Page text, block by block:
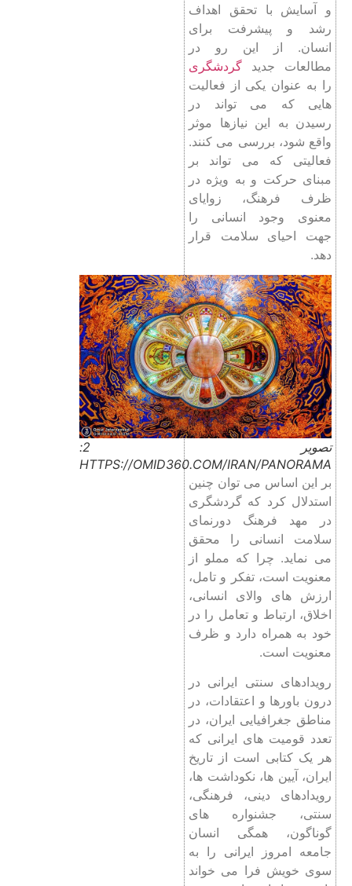
و آسایش با تحقق اهداف
رشد و پیشرفت برای
انسان. از این رو در
مطالعات جدید گردشگری
را به عنوان یکی از فعالیت
هایی که می تواند در
رسیدن به این نیازها موثر
واقع شود، بررسی می کنند.
فعالیتی که می تواند بر
مبنای حرکت و به ویژه در
ظرف فرهنگ، زوایای
معنوی وجود انسانی را
جهت احیای سلامت قرار
دهد.
تصویر 2:
HTTPS://OMID360.COM/IRAN/PANORAMA
بر این اساس می توان چنین
استدلال کرد که گردشگری
در مهد فرهنگ دورنمای
سلامت انسانی را محقق
می نماید. چرا که مملو از
معنویت است، تفکر و تامل،
ارزش های والای انسانی،
اخلاق، ارتباط و تعامل را در
خود به همراه دارد و ظرف
معنویت است.
رویدادهای سنتی ایرانی در
درون باورها و اعتقادات، در
مناطق جغرافیایی ایران، در
تعدد قومیت های ایرانی که
هر یک کتابی است از تاریخ
ایران، آیین ها، نکوداشت ها،
رویدادهای دینی، فرهنگی،
سنتی، جشنواره های
گوناگون، همگی انسان
جامعه امروز ایرانی را به
سوی خویش فرا می خواند